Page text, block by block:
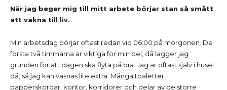
När jag beger mig till mitt arbete börjar stan så smått
att vakna till liv.
Min arbetsdag börjar oftast redan vid 06:00 på morgonen. De
första två timmarna är viktiga för min del, då lägger jag
grunden för att dagen ska flyta på bra. Jag är oftast själv i huset
då, så jag kan väsnas lite extra. Många toaletter,
papperskorgar, kontor, korridorer och delar av de större